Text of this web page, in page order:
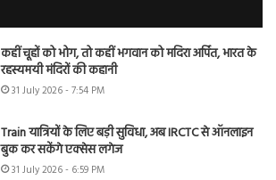
कहीं चूहों को भोग, तो कहीं भगवान को मदिरा अर्पित, भारत के
रहस्यमयी मंदिरों की कहानी
31 July 2026 - 7:54 PM
Train यात्रियों के लिए बड़ी सुविधा, अब IRCTC से ऑनलाइन
बुक कर सकेंगे एक्सेस लगेज
31 July 2026 - 6:59 PM